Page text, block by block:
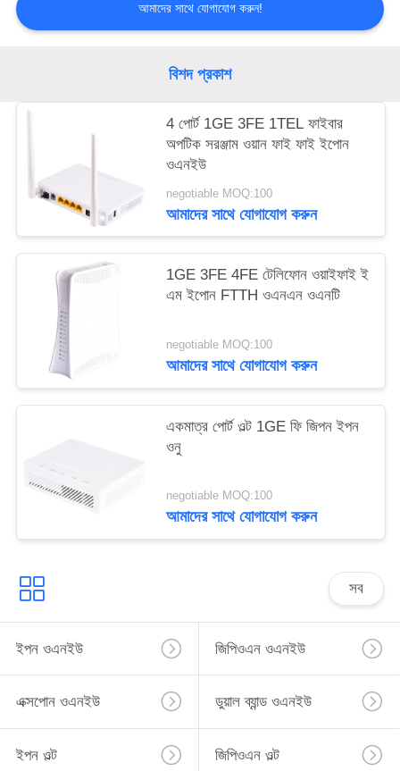
আমাদের সাথে যোগাযোগ করুন!
বিশদ প্রকাশ
4 পোর্ট 1GE 3FE 1TEL ফাইবার
অপটিক সরঞ্জাম ওয়ান ফাই ফাই ইপোন
ওএনইউ
negotiable MOQ:100
আমাদের সাথে যোগাযোগ করুন
1GE 3FE 4FE টেলিফোন ওয়াইফাই ই
এম ইপোন FTTH ওএনএন ওএনটি
negotiable MOQ:100
আমাদের সাথে যোগাযোগ করুন
একমাত্র পোর্ট ওল্ট 1GE ফি জিপন ইপন
ওনু
negotiable MOQ:100
আমাদের সাথে যোগাযোগ করুন
সব
ইপন ওএনইউ জিপিওএন ওএনইউ
এক্সপোন ওএনইউ ডুয়াল ব্যান্ড ওএনইউ
ইপন ওল্ট জিপিওএন ওল্ট